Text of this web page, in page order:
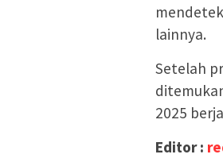
lainnya.
Setelah
2025
Editor :